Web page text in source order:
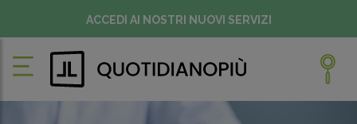
ACCEDI AI NOSTRI NUOVI SERVIZI